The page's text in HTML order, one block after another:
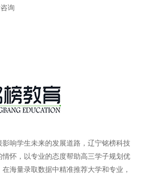
询
响学生未来的发展道路，辽宁铭榜科技
怀，以专业的态度帮助高三学子规划优
海量录取数据中精准推荐大学和专业，